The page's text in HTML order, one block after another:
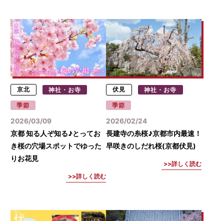
京北 神社・お寺
季節
2026/03/09
京都 知る人ぞ知る♪とってお
き桜の穴場スポットでゆった
りお花見
詳しく読む
伏見 神社・お寺
季節
2026/02/24
長建寺の糸桜♪京都市内最速！
早咲きのしだれ桜(京都伏見)
詳しく読む